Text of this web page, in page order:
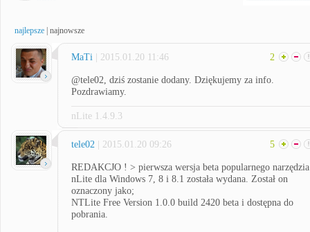
najlepsze najnowsze
MaTi | 2015.01.20 11:46 2
@tele02, dziś zostanie dodany. Dziękujemy za info.
Pozdrawiamy.
nLite 1.4.9.3
tele02 | 2015.01.20 09:26 5
REDAKCJO ! > pierwsza wersja beta popularnego narzędzia
nLite dla Windows 7, 8 i 8.1 została wydana. Został on
oznaczony jako;
NTLite Free Version 1.0.0 build 2420 beta i dostępna do
pobrania.